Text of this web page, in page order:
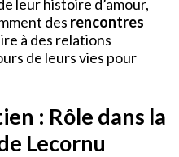
leur histoire d’amour,
des rencontres
à des relations
de leurs vies pour
: Rôle dans la
Lecornu